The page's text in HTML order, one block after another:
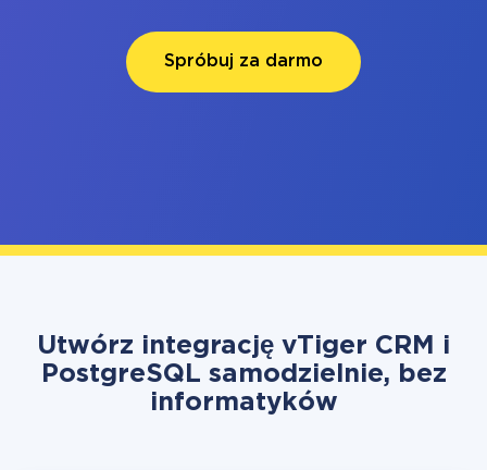
Spróbuj za darmo
Utwórz integrację vTiger CRM i
PostgreSQL samodzielnie, bez
informatyków